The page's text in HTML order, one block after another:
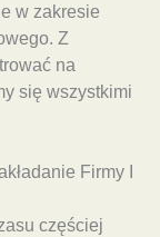
w zakresie
Z
na
się wszystkimi
Firmy I
częściej